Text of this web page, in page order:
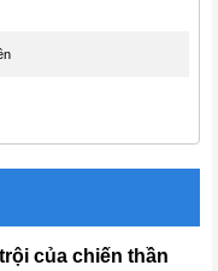
của chiến thần